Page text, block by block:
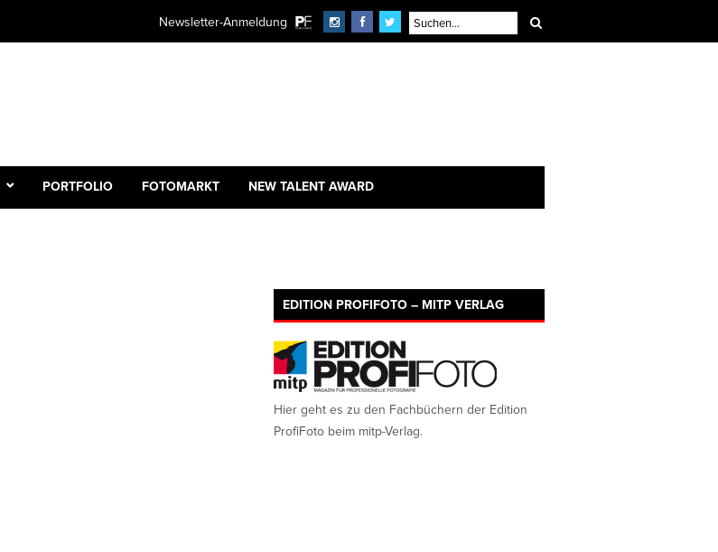
Newsletter-Anmeldung
PORTFOLIO FOTOMARKT NEW TALENT AWARD
EDITION PROFIFOTO – MITP VERLAG
Hier geht es zu den Fachbüchern der Edition
ProfiFoto beim mitp-Verlag.